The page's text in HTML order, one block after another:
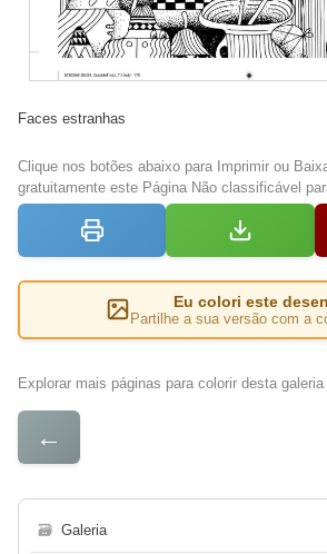
Faces estranhas
Clique nos botões abaixo para Imprimir ou
gratuitamente este Página Não classificável
Eu colori este
Partilhe a sua versão com a
Explorar mais páginas para colorir desta galeria
←
🗃 Galeria